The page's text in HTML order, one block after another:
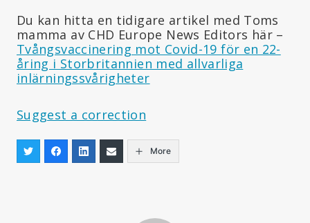
Du kan hitta en tidigare artikel med Toms
mamma av CHD Europe News Editors här –
Tvångsvaccinering mot Covid-19 för en 22-
åring i Storbritannien med allvarliga
inlärningssvårigheter
Suggest a correction
More